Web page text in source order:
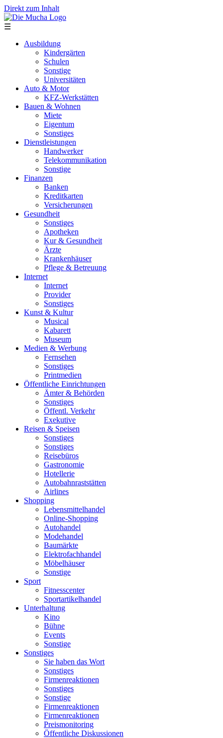
Direkt zum Inhalt
☰
Ausbildung
Kindergärten
Schulen
Sonstige
Universitäten
Auto & Motor
KFZ-Werkstätten
Bauen & Wohnen
Miete
Eigentum
Sonstiges
Dienstleistungen
Handwerker
Telekommunikation
Sonstige
Finanzen
Banken
Kreditkarten
Versicherungen
Gesundheit
Sonstiges
Apotheken
Kur & Gesundheit
Ärzte
Krankenhäuser
Pflege & Betreuung
Internet
Internet
Provider
Sonstiges
Kunst & Kultur
Musical
Kabarett
Museum
Medien & Werbung
Fernsehen
Sonstiges
Printmedien
Öffentliche Einrichtungen
Ämter & Behörden
Sonstiges
Öffentl. Verkehr
Exekutive
Reisen & Speisen
Sonstiges
Sonstiges
Reisebüros
Gastronomie
Hotellerie
Autobahnraststätten
Airlines
Shopping
Lebensmittelhandel
Online-Shopping
Autohandel
Modehandel
Baumärkte
Elektrofachhandel
Möbelhäuser
Sonstige
Sport
Fitnesscenter
Sportartikelhandel
Unterhaltung
Kino
Bühne
Events
Sonstige
Sonstiges
Sie haben das Wort
Sonstiges
Firmenreaktionen
Sonstiges
Sonstige
Firmenreaktionen
Firmenreaktionen
Preismonitoring
Öffentliche Diskussionen